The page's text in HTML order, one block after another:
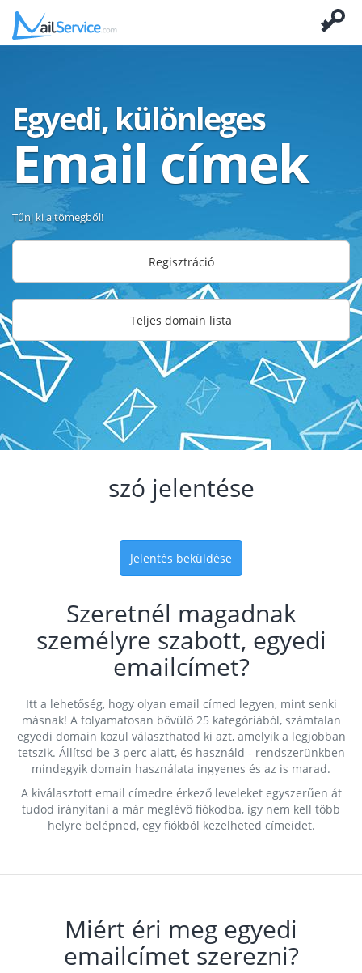
Egyedi, különleges
Email címek
Tűnj ki a tömegből!
Regisztráció
Teljes domain lista
szó jelentése
Jelentés beküldése
Szeretnél magadnak
személyre szabott, egyedi
emailcímet?
Itt a lehetőség, hogy olyan email címed legyen, mint senki
másnak! A folyamatosan bővülő 25 kategóriából, számtalan
egyedi domain közül választhatod ki azt, amelyik a legjobban
tetszik. Állítsd be 3 perc alatt, és használd - rendszerünkben
mindegyik domain használata ingyenes és az is marad.
A kiválasztott email címedre érkező leveleket egyszerűen át
tudod irányítani a már meglévő fiókodba, így nem kell több
helyre belépned, egy fiókból kezelheted címeidet.
Miért éri meg egyedi
emailcímet szerezni?